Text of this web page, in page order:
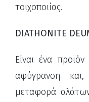
τοιχοποιίας.
DIATHONITE
Είναι ένα
αφύγρανση
μεταφορά